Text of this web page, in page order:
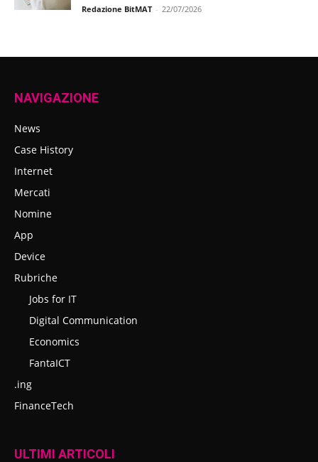
Redazione BitMAT - 22/07/2026
NAVIGAZIONE
News
Case History
Internet
Mercati
Nomine
App
Device
Rubriche
Jobs for IT
Digital Communication
Economics
FantaICT
.ing
FinanceTech
ULTIMI ARTICOLI